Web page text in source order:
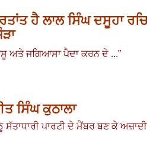
ਹੈ ਲਾਲ ਸਿੰਘ ਦਸੂਹਾ
ਅਤੇ ਜਗਿਆਸਾ ਪੈਦਾ ਕਰਨ ਦੇ ...”
ਸਿੰਘ ਕੁਠਾਲਾ
ਸੱਤਾਧਾਰੀ ਪਾਰਟੀ ਦੇ ਮੈਂਬਰ ਬਣ ਕੇ